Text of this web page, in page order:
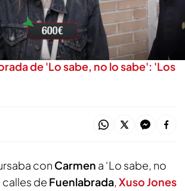
nos regala un
por Camarón de la Isla
una de las novedades de la
de 'Lo sabe, no lo sabe': 'Los
con Carmen a ‘Lo sabe, no
calles de Fuenlabrada, Xuso Jones